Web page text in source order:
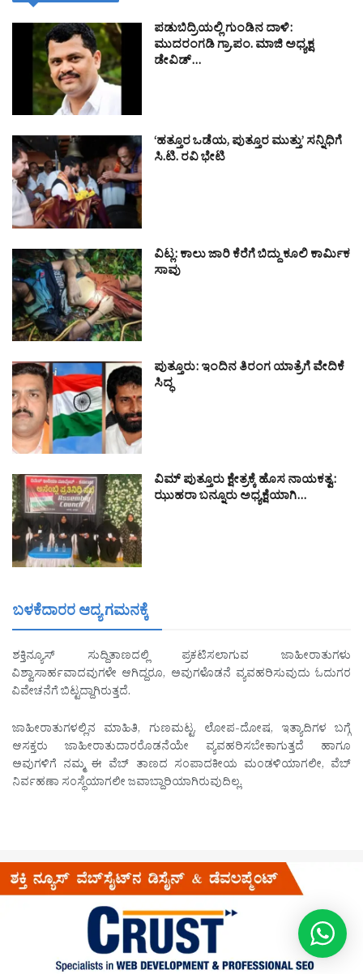
ಪಡುಬಿದ್ರಿಯಲ್ಲಿ ಗುಂಡಿನ ದಾಳಿ:
ಮುದರಂಗಡಿ ಗ್ರಾ.ಪಂ. ಮಾಜಿ ಅಧ್ಯಕ್ಷ
ಡೇವಿಡ್…
‘ಹತ್ತೂರ ಒಡೆಯ, ಪುತ್ತೂರ ಮುತ್ತು’ ಸನ್ನಿಧಿಗೆ
ಸಿ.ಟಿ. ರವಿ ಭೇಟಿ
ವಿಟ್ಲ: ಕಾಲು ಜಾರಿ ಕೆರೆಗೆ ಬಿದ್ದು ಕೂಲಿ ಕಾರ್ಮಿಕ
ಸಾವು
ಪುತ್ತೂರು: ಇಂದಿನ ತಿರಂಗ ಯಾತ್ರೆಗೆ ವೇದಿಕೆ
ಸಿದ್ಧ
ವಿಮ್ ಪುತ್ತೂರು ಕ್ಷೇತ್ರಕ್ಕೆ ಹೊಸ ನಾಯಕತ್ವ:
ಝುಹರಾ ಬನ್ನೂರು ಅಧ್ಯಕ್ಷೆಯಾಗಿ…
ಬಳಕೆದಾರರ ಆದ್ಯ ಗಮನಕ್ಕೆ
ಶಕ್ತಿನ್ಯೂಸ್ ಸುದ್ದಿತಾಣದಲ್ಲಿ ಪ್ರಕಟಿಸಲಾಗುವ ಜಾಹೀರಾತುಗಳು
ವಿಶ್ವಾಸಾರ್ಹವಾದವುಗಳೇ ಆಗಿದ್ದರೂ, ಅವುಗಳೊಡನೆ ವ್ಯವಹರಿಸುವುದು ಓದುಗರ
ವಿವೇಚನೆಗೆ ಬಿಟ್ಟದ್ದಾಗಿರುತ್ತದೆ.
ಜಾಹೀರಾತುಗಳಲ್ಲಿನ ಮಾಹಿತಿ, ಗುಣಮಟ್ಟ, ಲೋಪ-ದೋಷ, ಇತ್ಯಾದಿಗಳ ಬಗ್ಗೆ
ಆಸಕ್ತರು ಜಾಹೀರಾತುದಾರರೊಡನೆಯೇ ವ್ಯವಹರಿಸಬೇಕಾಗುತ್ತದೆ ಹಾಗೂ
ಅವುಗಳಿಗೆ ನಮ್ಮ ಈ ವೆಬ್ ತಾಣದ ಸಂಪಾದಕೀಯ ಮಂಡಳಿಯಾಗಲೀ, ವೆಬ್
ನಿರ್ವಹಣಾ ಸಂಸ್ಥೆಯಾಗಲೀ ಜವಾಬ್ದಾರಿಯಾಗಿರುವುದಿಲ್ಲ.